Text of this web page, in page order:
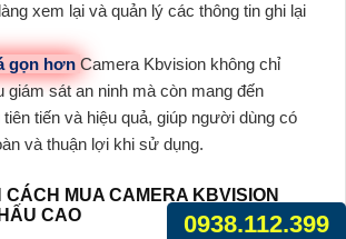
xem lại và quản lý các thông tin ghi lại
gọn hơn Camera Kbvision không chỉ
giám sát an ninh mà còn mang đến
tiến và hiệu quả, giúp người dùng có
và thuận lợi khi sử dụng.
CÁCH MUA CAMERA KBVISION
CAO
0938.112.399